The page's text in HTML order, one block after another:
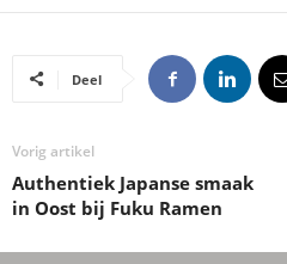
Deel
Vorig artikel
Authentiek Japanse smaak
in Oost bij Fuku Ramen